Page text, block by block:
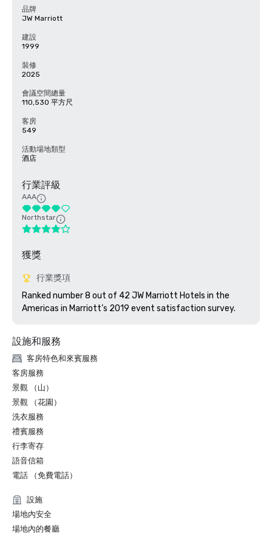
品牌
JW Marriott
建設
1999
裝修
2025
會議空間總量
110,530 平方尺
客房
549
活動場地類型
酒店
行業評級
AAA
Northstar
獲獎
行業獎項
Ranked number 8 out of 42 JW Marriott Hotels in the
設施和服務
客房特色和來賓服務
客房服務
景觀 （山）
景觀 （花園）
洗衣服務
禮賓服務
行李寄存
語音信箱
電話 （免費電話）
設施
場地內安全
場地內的餐廳